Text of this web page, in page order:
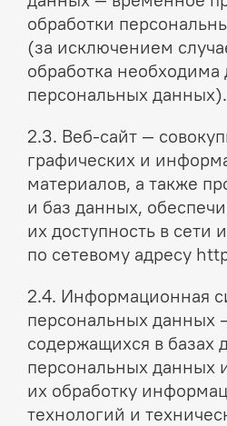
обработки
(за исключением
обработка необходима
персональных данных).
2.3. Веб-сайт —
графических и
материалов, а также
и баз данных,
их доступность в сети
по сетевому адресу
2.4. Информационная
персональных данных
содержащихся в базах
персональных данных
их обработку
технологий и